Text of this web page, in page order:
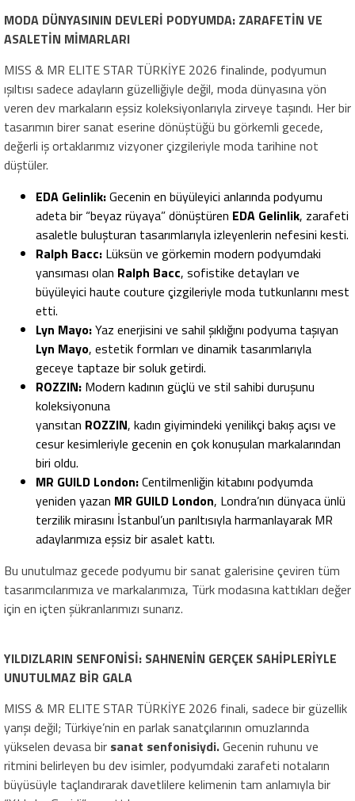
MODA DÜNYASININ DEVLERİ PODYUMDA: ZARAFETİN VE
ASALETİN MİMARLARI
MISS & MR ELITE STAR TÜRKİYE 2026 finalinde, podyumun
ışıltısı sadece adayların güzelliğiyle değil, moda dünyasına yön
veren dev markaların eşsiz koleksiyonlarıyla zirveye taşındı. Her bir
tasarımın birer sanat eserine dönüştüğü bu görkemli gecede,
değerli iş ortaklarımız vizyoner çizgileriyle moda tarihine not
düştüler.
EDA Gelinlik:Gecenin en büyüleyici anlarında podyumu
adeta bir “beyaz rüyaya” dönüştüren EDA Gelinlik, zarafeti
asaletle buluşturan tasarımlarıyla izleyenlerin nefesini kesti.
Ralph Bacc: Lüksün ve görkemin modern podyumdaki
yansıması olan Ralph Bacc, sofistike detayları ve
büyüleyici haute couture çizgileriyle moda tutkunlarını mest
etti.
Lyn Mayo:Yaz enerjisini ve sahil şıklığını podyuma taşıyan
Lyn Mayo, estetik formları ve dinamik tasarımlarıyla
geceye taptaze bir soluk getirdi.
ROZZIN: Modern kadının güçlü ve stil sahibi duruşunu
koleksiyonuna
yansıtan ROZZIN, kadın giyimindeki yenilikçi bakış açısı ve
cesur kesimleriyle gecenin en çok konuşulan markalarından
biri oldu.
MR GUILD London:Centilmenliğin kitabını podyumda
yeniden yazan MR GUILD London, Londra’nın dünyaca ünlü
terzilik mirasını İstanbul’un parıltısıyla harmanlayarak MR
adaylarımıza eşsiz bir asalet kattı.
Bu unutulmaz gecede podyumu bir sanat galerisine çeviren tüm
tasarımcılarımıza ve markalarımıza, Türk modasına kattıkları değer
için en içten şükranlarımızı sunarız.
YILDIZLARIN SENFONİSİ: SAHNENİN GERÇEK SAHİPLERİYLE
UNUTULMAZ BİR GALA
MISS & MR ELITE STAR TÜRKİYE 2026 finali, sadece bir güzellik
yarışı değil; Türkiye’nin en parlak sanatçılarının omuzlarında
yükselen devasa bir sanat senfonisiydi.Gecenin ruhunu ve
ritmini belirleyen bu dev isimler, podyumdaki zarafeti notaların
büyüsüyle taçlandırarak davetlilere kelimenin tam anlamıyla bir